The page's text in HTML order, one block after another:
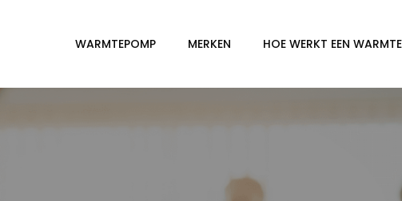
WARMTEPOMP MERKEN HOE WERKT EEN